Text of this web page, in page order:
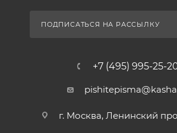
ПОДПИСАТЬСЯ НА РАССЫЛКУ
+7 (495) 995-25-
г. Москва, Ленинский